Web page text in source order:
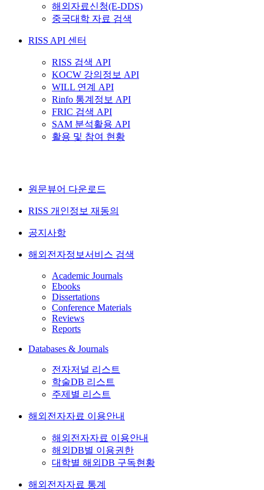
해외자료신청(E-DDS)
중국대학 자료 검색
RISS API 센터
RISS 검색 API
KOCW 강의정보 API
WILL 연계 API
Rinfo 통계정보 API
FRIC 검색 API
SAM 분석활용 API
활용 및 참여 현황
원문뷰어 다운로드
RISS 개인정보 재동의
공지사항
해외전자정보서비스 검색
Academic Journals
Ebooks
Dissertations
Conference Materials
Reviews
Reports
Databases & Journals
전자저널 리스트
학술DB 리스트
주제별 리스트
해외전자자료 이용안내
해외전자자료 이용안내
해외DB별 이용권한
대학별 해외DB 구독현황
해외전자자료 통계